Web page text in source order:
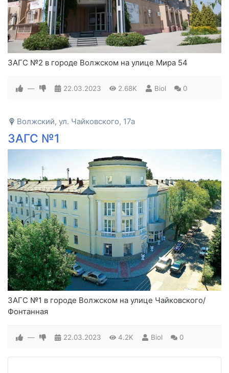
ЗАГС №2 в городе Волжском на улице Мира 54
— 22.03.2023 2.68K Biol 0
Волжский, ул. Чайковского, 17а
ЗАГС №1
ЗАГС №1 в городе Волжском на улице Чайковского/
Фонтанная
— 22.03.2023 4.2K Biol 0